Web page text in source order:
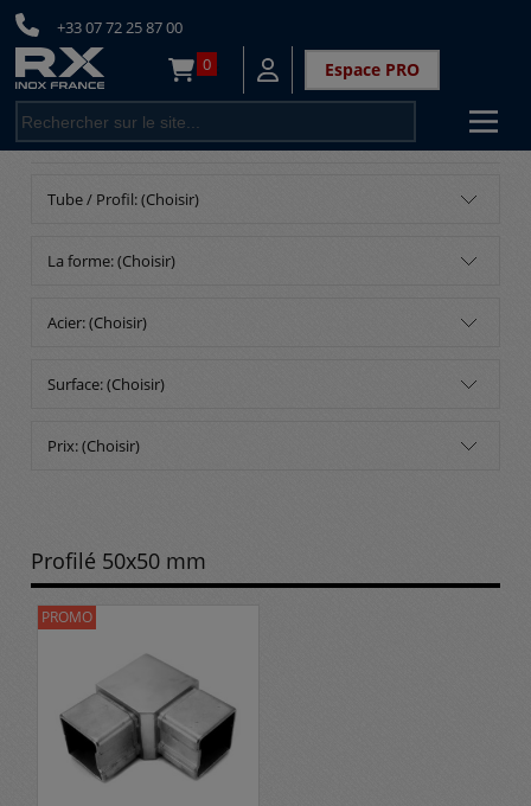
+33 07 72 25 87 00
0
Espace PRO
Tube / Profil: (Choisir)
La forme: (Choisir)
Acier: (Choisir)
Surface: (Choisir)
Prix: (Choisir)
Profilé 50x50 mm
PROMO